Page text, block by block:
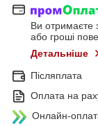
Ви отримаєте
або гроші
Детальніше
Післяплата
Оплата на
Онлайн-